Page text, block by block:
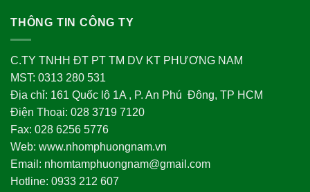
THÔNG TIN CÔNG TY
C.TY TNHH ĐT PT TM DV KT PHƯƠNG NAM
MST: 0313 280 531
Địa chỉ: 161 Quốc lộ 1A , P. An Phú Đông, TP HCM
Điện Thoại: 028 3719 7120
Fax: 028 6256 5776
Web: www.nhomphuongnam.vn
Email: nhomtamphuongnam@gmail.com
Hotline: 0933 212 607